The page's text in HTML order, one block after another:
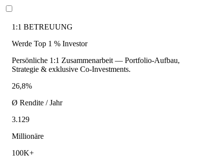
1:1 BETREUUNG
Werde Top 1 % Investor
Persönliche 1:1 Zusammenarbeit — Portfolio-Aufbau,
Strategie & exklusive Co-Investments.
26,8%
Ø Rendite / Jahr
3.129
Millionäre
100K+